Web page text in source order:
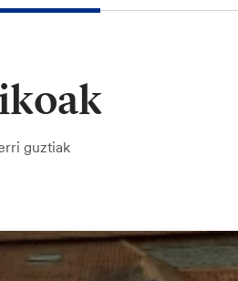
guztiak